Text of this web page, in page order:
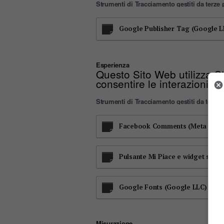
Strumenti di Tracciamento gestiti da terze
Google Publisher Tag (Google
Esperienza
Questo Sito Web utilizza
consentire le interazioni
Strumenti di Tracciamento gestiti da terze
Facebook Comments (Meta
Pulsante Mi Piace e widget
Google Fonts (Google LLC)